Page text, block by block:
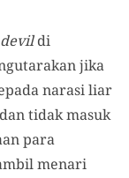
devildi
jika
narasi liar
tidak masuk
para
menari